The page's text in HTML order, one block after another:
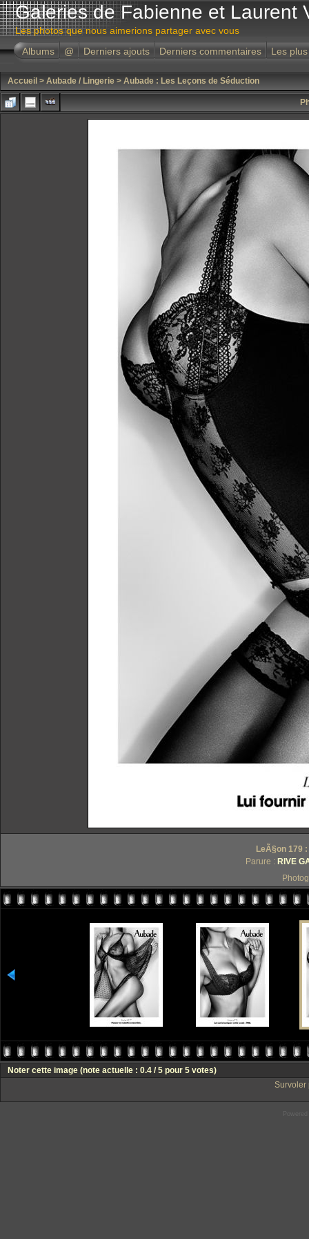
Galeries de Fabienne et Laurent
Les photos que nous aimerions partager avec vous
Albums
@ Derniers ajouts Derniers commentaires Les
Accueil > Aubade / Lingerie > Aubade : Les Leçons de Séduction
LeÃ§on 179
Parure : RIVE
Noter cette image (note actuelle : 0.4 / 5 pour 5 votes)
Survoler